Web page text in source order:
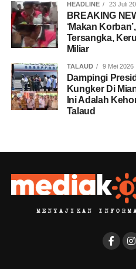
HEADLINE 23 Juli
BREAKING
‘Makan
Tersangka,
Miliar
TALAUD 9 Mei 2026
Dampingi
Kungker Di
Ini Adalah
Talaud